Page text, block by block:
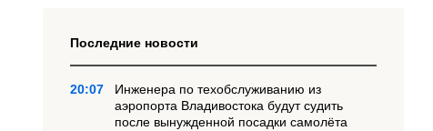
Последние новости
20:07
Инженера по техобслуживанию из
аэропорта Владивостока будут судить
после вынужденной посадки самолёта